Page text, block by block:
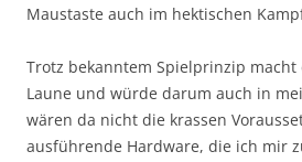
Maustaste auch im hektischen
Trotz bekanntem Spielprinzip macht
Laune und würde darum auch in
wären da nicht die krassen
ausführende Hardware, die ich mir